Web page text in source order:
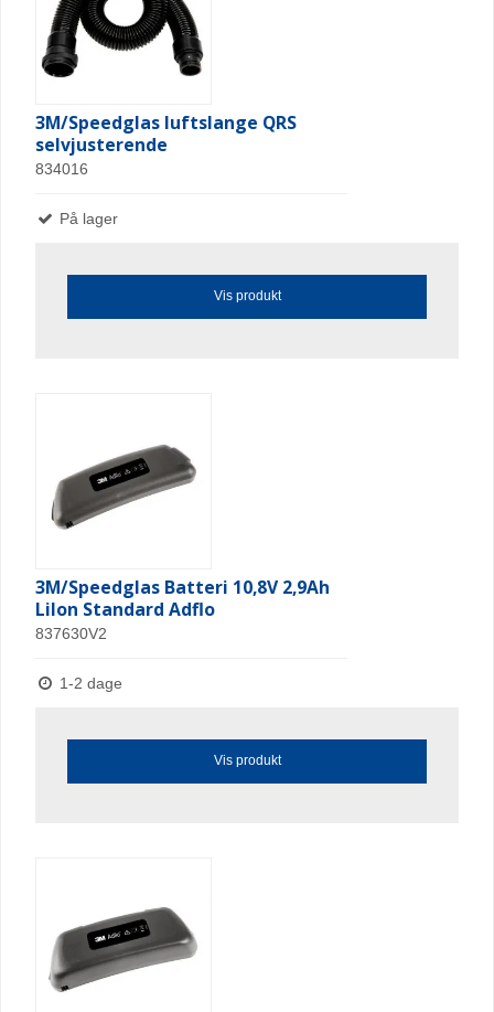
3M/Speedglas luftslange QRS
selvjusterende
834016
På lager
Vis produkt
3M/Speedglas Batteri 10,8V 2,9Ah
LiIon Standard Adflo
837630V2
1-2 dage
Vis produkt